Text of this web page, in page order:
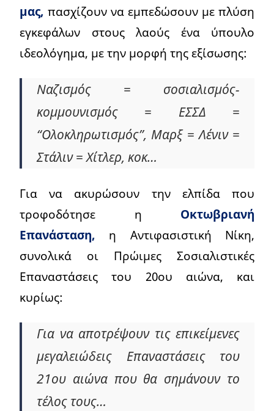
μας, πασχίζουν να εμπεδώσουν με πλύση
εγκεφάλων στους λαούς ένα ύπουλο
ιδεολόγημα, με την μορφή της εξίσωσης:
Ναζισμός = σοσιαλισμός-
κομμουνισμός = ΕΣΣΔ =
“Ολοκληρωτισμός”, Μαρξ = Λένιν =
Στάλιν = Χίτλερ, κοκ…
Για να ακυρώσουν την ελπίδα που
τροφοδότησε η Οκτωβριανή
Επανάσταση, η Αντιφασιστική Νίκη,
συνολικά οι Πρώιμες Σοσιαλιστικές
Επαναστάσεις του 20ου αιώνα, και
κυρίως:
Για να αποτρέψουν τις επικείμενες
μεγαλειώδεις Επαναστάσεις του
21ου αιώνα που θα σημάνουν το
τέλος τους…